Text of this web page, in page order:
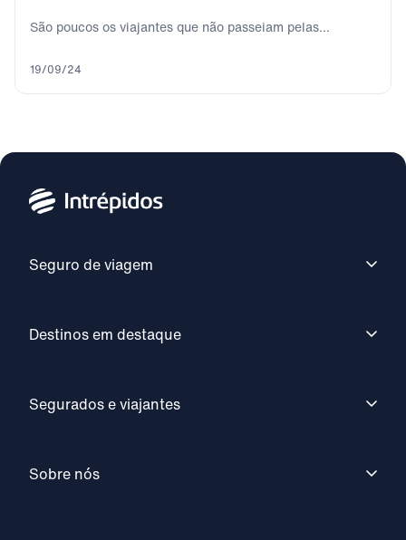
São poucos os viajantes que não passeiam pelas
19/09/24
Seguro de viagem
Destinos em destaque
Segurados e viajantes
Sobre nós